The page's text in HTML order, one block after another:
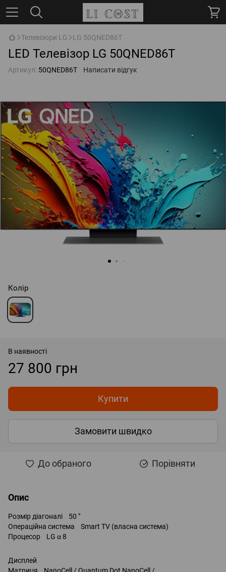
Телевізори LG LG 50QNED86T
LED Телевізор LG 50QNED86T
Артикул: 50QNED86T Написати відгук
Колір
В наявності
27 800 грн
Купити
Замовити швидко
До обраного Порівняти
Опис
Розмір діагоналі 50 "
Операційна система Smart TV (власна система)
Процесор LG α 8
Дисплей
Матриця NanoCell / Quantum Dot NanoCell /